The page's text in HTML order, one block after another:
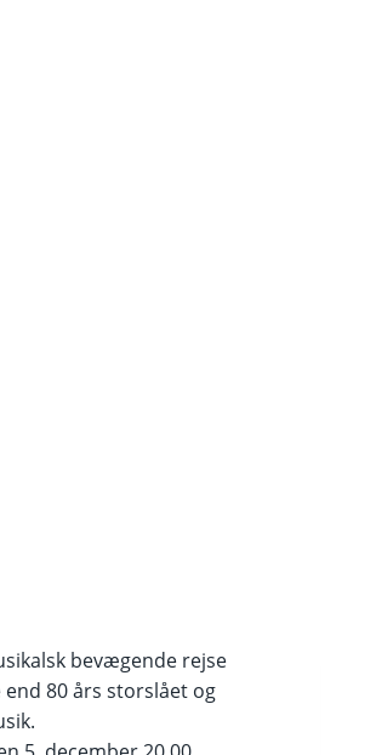
bevægende rejse
80 års storslået og